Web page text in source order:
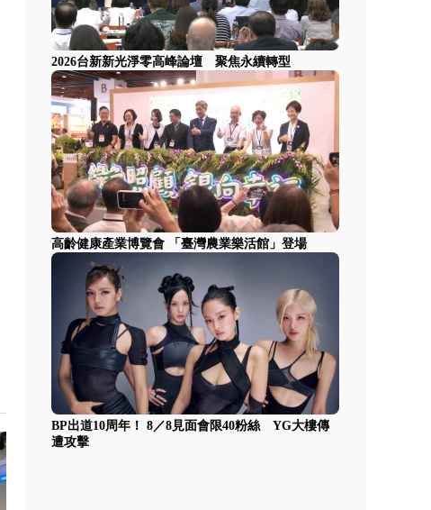
2026台新新光淨零高峰論壇 聚焦永續轉型
高齡健康產業博覽會 「臺灣農業樂活館」登場
BP出道10周年！ 8／8見面會限40粉絲 YG大樓傳
遭攻擊